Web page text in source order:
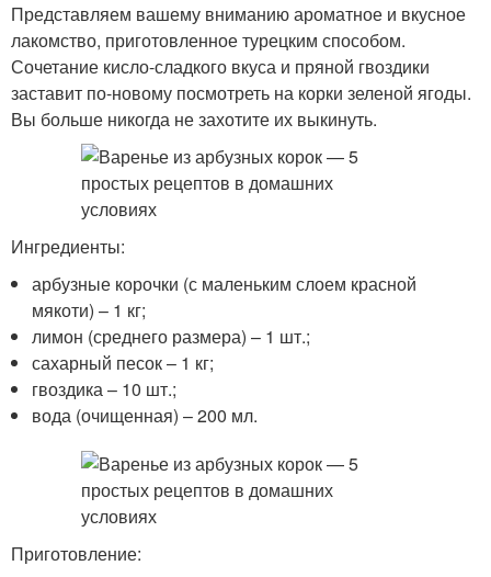
Представляем вашему вниманию ароматное и вкусное
лакомство, приготовленное турецким способом.
Сочетание кисло-сладкого вкуса и пряной гвоздики
заставит по-новому посмотреть на корки зеленой ягоды.
Вы больше никогда не захотите их выкинуть.
Ингредиенты:
арбузные корочки (с маленьким слоем красной
мякоти) – 1 кг;
лимон (среднего размера) – 1 шт.;
сахарный песок – 1 кг;
гвоздика – 10 шт.;
вода (очищенная) – 200 мл.
Приготовление: